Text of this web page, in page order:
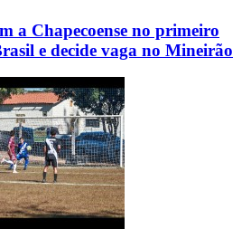
a Chapecoense no primeiro
e decide vaga no Mineirão